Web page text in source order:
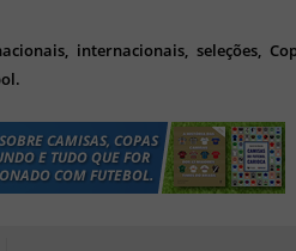
internacionais, seleções,